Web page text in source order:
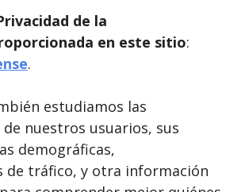
de la
en este sitio:
.
estudiamos las
nuestros usuarios, sus
demográficas,
de tráfico, y otra información